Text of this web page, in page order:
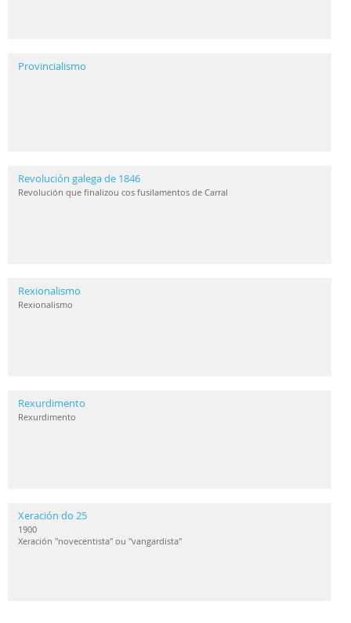
Provincialismo
Revolución galega de 1846
Revolución que finalizou cos fusilamentos de Carral
Rexionalismo
Rexionalismo
Rexurdimento
Rexurdimento
Xeración do 25
1900
Xeración "novecentista" ou "vangardista"